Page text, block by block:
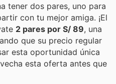
tener dos pares, uno para
con tu mejor amiga. ¡El
2 pares por S/ 89, una
que su precio regular
esta oportunidad única
esta oferta antes que